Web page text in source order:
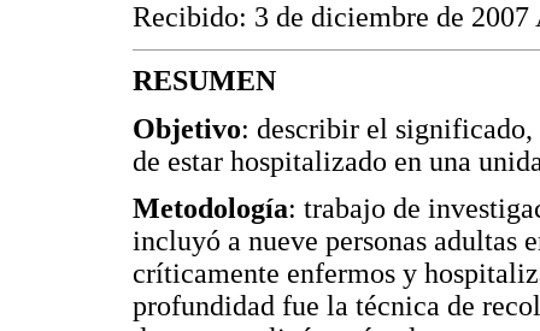
Recibido: 3 de diciembre de
RESUMEN
Objetivo: describir el significado,
de estar hospitalizado en una
Metodología: trabajo de
incluyó a nueve personas adultas
críticamente enfermos y
profundidad fue la técnica de